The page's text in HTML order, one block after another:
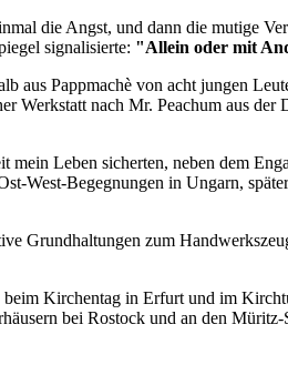
die Angst, und dann die mutige
signalisierte: "Allein oder mit
aus Pappmachè von acht jungen
nach Mr. Peachum aus der
Leben sicherten, neben dem
West-Begegnungen in Ungarn,
Grundhaltungen zum
Kirchentag in Erfurt und im
bei Rostock und an den